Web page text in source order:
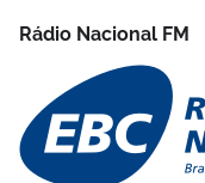
Rádio Nacional FM